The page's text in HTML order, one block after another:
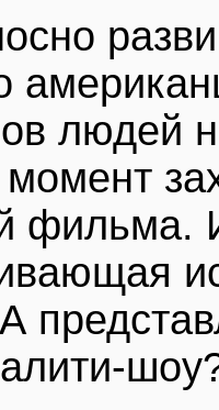
людей
момент
фильма.